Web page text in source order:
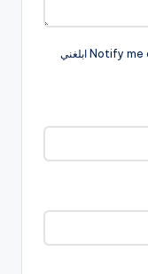
Notify me of followup comments via e-mail ابلغني